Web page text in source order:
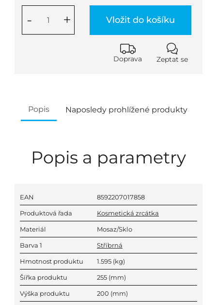
+
- Vložit do košíku
Doprava Zeptat se
Popis Naposledy prohlížené produkty
Popis a parametry
EAN 8592207017858
Produktová řada Kosmetická zrcátka
Materiál Mosaz/Sklo
Barva 1 Stříbrná
Hmotnost produktu 1.595 (kg)
Šířka produktu 255 (mm)
Výška produktu 200 (mm)